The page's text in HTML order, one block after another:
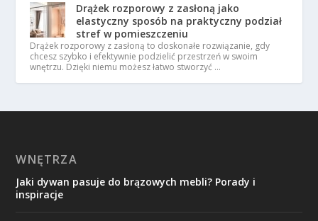
Drążek rozporowy z zasłoną jako
elastyczny sposób na praktyczny podział
stref w pomieszczeniu
Drążek rozporowy z zasłoną to doskonałe rozwiązanie, gdy
chcesz szybko i efektywnie podzielić przestrzeń w swoim
wnętrzu. Dzięki niemu możesz łatwo stworzyć …
WNĘTRZA
Jaki dywan pasuje do brązowych mebli? Porady i
inspiracje